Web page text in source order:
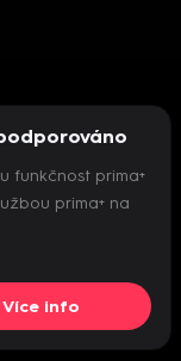
funkčnost prima+
prima+ na
Více info